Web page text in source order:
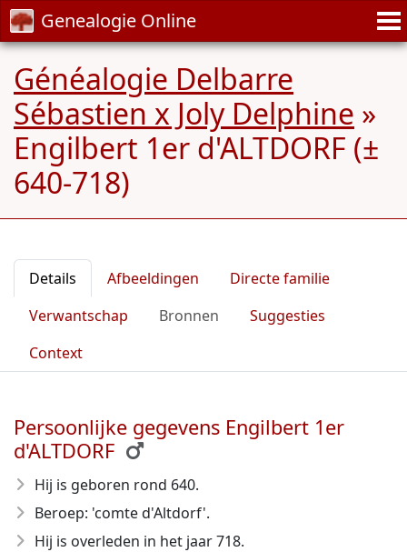
Genealogie Online
Généalogie Delbarre
Sébastien x Joly Delphine »
Engilbert 1er d'ALTDORF (±
640-718)
Details Afbeeldingen
Directe familie
Verwantschap
Bronnen
Suggesties
Context
Persoonlijke gegevens Engilbert 1er
d'ALTDORF
Hij is geboren rond 640.
Beroep: 'comte d'Altdorf'.
Hij is overleden in het jaar 718.